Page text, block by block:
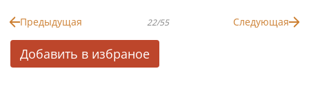
Предыдущая 22/55 Следующая
Добавить в избраное